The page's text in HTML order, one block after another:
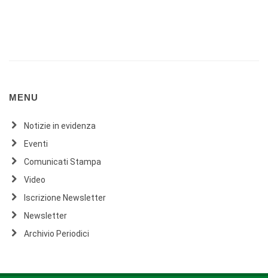
MENU
Notizie in evidenza
Eventi
Comunicati Stampa
Video
Iscrizione Newsletter
Newsletter
Archivio Periodici